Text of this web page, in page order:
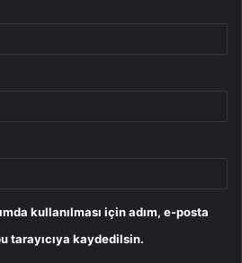
kullanılması için adım, e-posta
tarayıcıya kaydedilsin.